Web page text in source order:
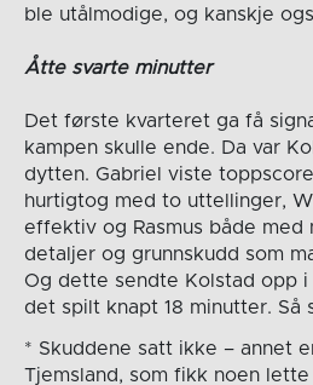
ble utålmodige, og kanskje
Åtte svarte minutter
Det første kvarteret ga få
kampen skulle ende. Da var
dytten. Gabriel viste
hurtigtog med to uttellinger,
effektiv og Rasmus både med
detaljer og grunnskudd som
Og dette sendte Kolstad opp i
det spilt knapt 18 minutter. Så
* Skuddene satt ikke – annet
Tjemsland, som fikk noen